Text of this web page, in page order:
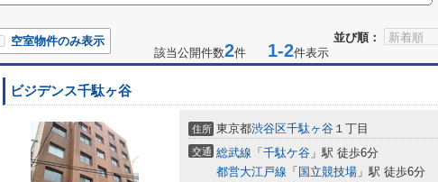
並び順：
空室物件のみ表示
該当公開件数2件 1-2件表示
ビジデンス千駄ヶ谷
住所 東京都渋谷区千駄ヶ谷 １丁目
交通 総武線 「 千駄ケ谷 」駅 徒歩6分
都営大江戸線 「 国立競技場 」駅 徒歩6分